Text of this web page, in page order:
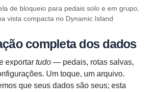
de bloqueio para pedais solo e em grupo,
vista compacta no Dynamic Island
completa dos dados
exportar tudo — pedais, rotas salvas,
Um toque, um arquivo.
que seus dados são seus; esta